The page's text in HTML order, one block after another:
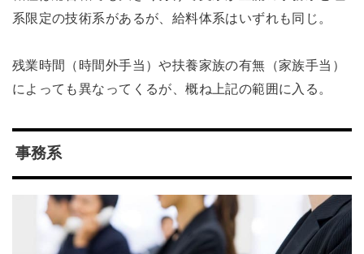
系限定の技術系があるが、給料体系はいずれも同じ。
残業時間（時間外手当）や扶養家族の有無（家族手当）
によっても異なってくるが、概ね上記の範囲に入る。
事務系